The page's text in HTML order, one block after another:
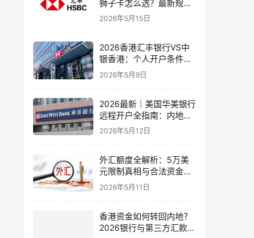
狮子卡怎么选？最新规则
+补办攻略+5个避坑指南
2026年5月15日
2026香港汇丰银行VS中
银香港：个人开户条件、
费用、下户速度全方位对
比指南
2026年5月9日
2026最新｜美国华美银行
远程开户全指南：内地居
民足不出户办理美股与跨
2026年5月12日
外汇额度全解析：5万美
元限制真相与合法资金出
境通道
2026年5月11日
香港资金如何转回内地？
2026银行与第三方汇款全